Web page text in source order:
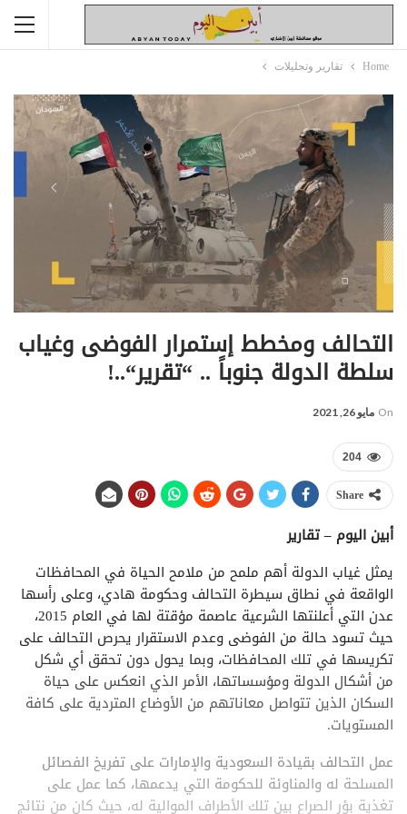
Home تقارير وتحليلات
التحالف ومخطط إستمرار الفوضى وغياب
سلطة الدولة جنوباً .. “تقرير“..!
On مايو 26, 2021
204
Share
أبين اليوم – تقارير
يمثل غياب الدولة أهم ملمح من ملامح الحياة في المحافظات
الواقعة في نطاق سيطرة التحالف وحكومة هادي، وعلى رأسها
عدن التي أعلنتها الشرعية عاصمة مؤقتة لها في العام 2015،
حيث تسود حالة من الفوضى وعدم الاستقرار يحرص التحالف على
تكريسها في تلك المحافظات، وبما يحول دون تحقق أي شكل
من أشكال الدولة ومؤسساتها، الأمر الذي انعكس على حياة
السكان الذين تتواصل معاناتهم من الأوضاع المتردية على كافة
المستويات.
عمل التحالف بقيادة السعودية والإمارات على تفريخ الفصائل
المسلحة له والمناوئة للحكومة التي يدعمها، كما عمل على
تغذية بؤر الصراع بين تلك الأطراف الموالية له، حيث كان من نتائج